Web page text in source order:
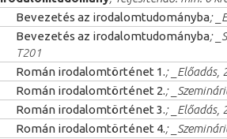
Bevezetés az irodalomtudományba;
Bevezetés az irodalomtudományba;
T201
Román irodalomtörténet 1.; _Előadás,
Román irodalomtörténet 2.;
Román irodalomtörténet 3.; _Előadás,
Román irodalomtörténet 4.;